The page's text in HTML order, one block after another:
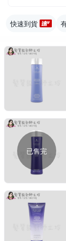
快速到貨
已售完